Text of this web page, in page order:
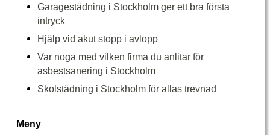
Garagestädning i Stockholm ger ett bra första
intryck
Hjälp vid akut stopp i avlopp
Var noga med vilken firma du anlitar för
asbestsanering i Stockholm
Skolstädning i Stockholm för allas trevnad
Meny